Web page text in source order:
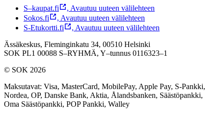
S–kaupat.fi , Avautuu uuteen välilehteen
Sokos.fi
, Avautuu uuteen välilehteen
S-Etukortti.fi
, Avautuu uuteen välilehteen
Ässäkeskus, Fleminginkatu 34, 00510 Helsinki
SOK PL1 00088 S–RYHMÄ, Y–tunnus 0116323–1
© SOK 2026
Maksutavat: Visa, MasterCard, MobilePay, Apple Pay, S-Pankki,
Nordea, OP, Danske Bank, Aktia, Ålandsbanken, Säästöpankki,
Oma Säästöpankki, POP Pankki, Walley